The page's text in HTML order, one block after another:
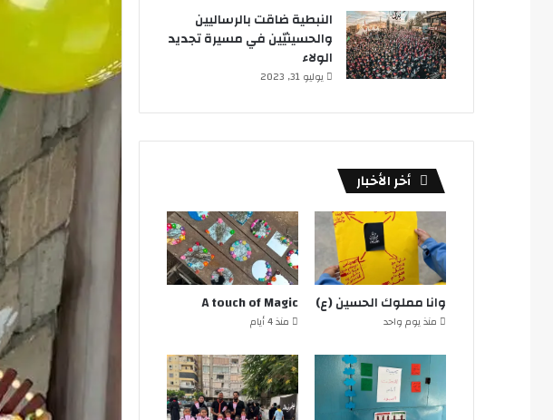
النبطية ضاقت بالرساليين
والحسينيّين في مسيرة تجديد
الولاء
يوليو 31, 2023
أخر الأخبار
وانا مملوك الحسين (ع)
منذ يوم واحد
A touch of Magic
منذ 4 أيام